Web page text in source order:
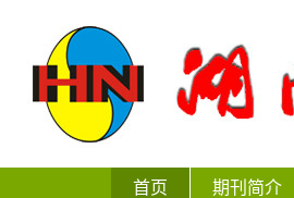
首页 期刊简介